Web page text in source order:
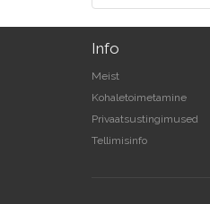
Info
Meist
Kohaletoimetamine
Privaatsustingimused
Tellimisinfo